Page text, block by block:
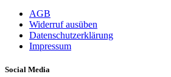
AGB
Widerruf ausüben
Datenschutzerklärung
Impressum
Social Media